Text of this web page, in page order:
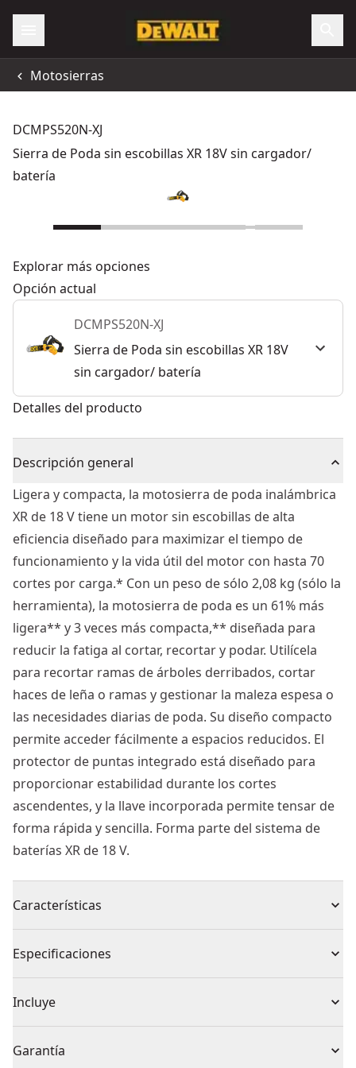
Motosierras
DCMPS520N-XJ
Sierra de Poda sin escobillas XR 18V sin cargador/
batería
Explorar más opciones
Opción actual
DCMPS520N-XJ
Sierra de Poda sin escobillas XR 18V
sin cargador/ batería
Detalles del producto
Descripción general
Ligera y compacta, la motosierra de poda inalámbrica
XR de 18 V tiene un motor sin escobillas de alta
eficiencia diseñado para maximizar el tiempo de
funcionamiento y la vida útil del motor con hasta 70
cortes por carga.* Con un peso de sólo 2,08 kg (sólo la
herramienta), la motosierra de poda es un 61% más
ligera** y 3 veces más compacta,** diseñada para
reducir la fatiga al cortar, recortar y podar. Utilícela
para recortar ramas de árboles derribados, cortar
haces de leña o ramas y gestionar la maleza espesa o
las necesidades diarias de poda. Su diseño compacto
permite acceder fácilmente a espacios reducidos. El
protector de puntas integrado está diseñado para
proporcionar estabilidad durante los cortes
ascendentes, y la llave incorporada permite tensar de
forma rápida y sencilla. Forma parte del sistema de
baterías XR de 18 V.
Características
aplicaciones de poda
control y seguridad durante la aplicacion
LUBRICACIÓN AUTOMÁTICA - Mantiene la barra y la
cadena lubricadas durante el uso
Especificaciones
Tipo de producto Motosierra
Voltaje 18V
Incluye
(1) Lâmina de poda de 20cm (DT20694)
Garantía